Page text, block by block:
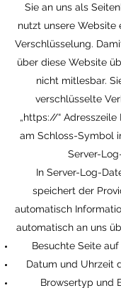
Sie an uns als
nutzt unsere Website
Verschlüsselung.
über diese Website
nicht mitlesbar.
verschlüsselte
„https://“ Adresszeile
am Schloss-Symbol
Server-
In Server-Log-
speichert der
automatisch
automatisch an uns
Besuchte Seite
Datum und Uhrzeit
Browsertyp und